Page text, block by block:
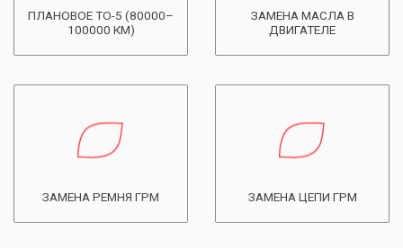
ПЛАНОВОЕ ТО-5 (80000–
100000 КМ)
ЗАМЕНА МАСЛА В
ДВИГАТЕЛЕ
ЗАМЕНА РЕМНЯ ГРМ ЗАМЕНА ЦЕПИ ГРМ